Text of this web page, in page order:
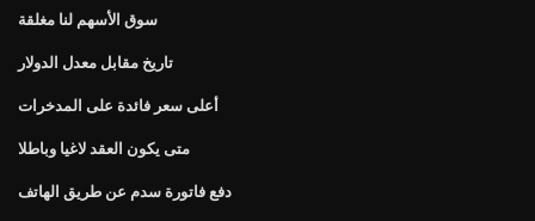
سوق الأسهم لنا مغلقة
تاريخ مقابل معدل الدولار
أعلى سعر فائدة على المدخرات
متى يكون العقد لاغيا وباطلا
دفع فاتورة سدم عن طريق الهاتف